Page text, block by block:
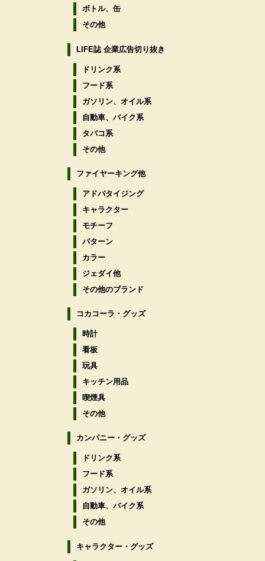
ボトル、缶
その他
LIFE誌 企業広告切り抜き
ドリンク系
フード系
ガソリン、オイル系
自動車、バイク系
タバコ系
その他
ファイヤーキング他
アドバタイジング
キャラクター
モチーフ
パターン
カラー
ジェダイ他
その他のブランド
コカコーラ・グッズ
時計
看板
玩具
キッチン用品
喫煙具
その他
カンパニー・グッズ
ドリンク系
フード系
ガソリン、オイル系
自動車、バイク系
その他
キャラクター・グッズ